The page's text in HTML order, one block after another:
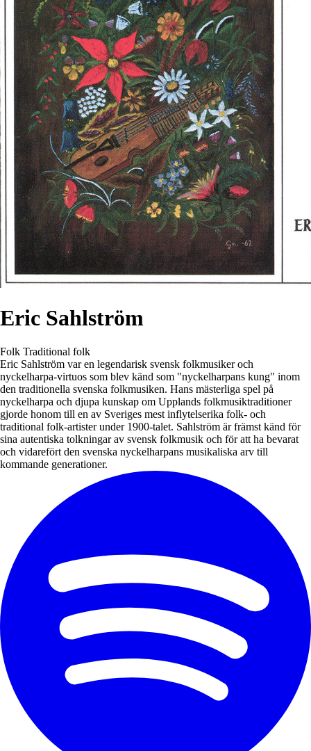
Eric Sahlström
Folk Traditional folk
Eric Sahlström var en legendarisk svensk folkmusiker och
nyckelharpa-virtuos som blev känd som "nyckelharpans kung" inom
den traditionella svenska folkmusiken. Hans mästerliga spel på
nyckelharpa och djupa kunskap om Upplands folkmusiktraditioner
gjorde honom till en av Sveriges mest inflytelserika folk- och
traditional folk-artister under 1900-talet. Sahlström är främst känd för
sina autentiska tolkningar av svensk folkmusik och för att ha bevarat
och vidarefört den svenska nyckelharpans musikaliska arv till
kommande generationer.